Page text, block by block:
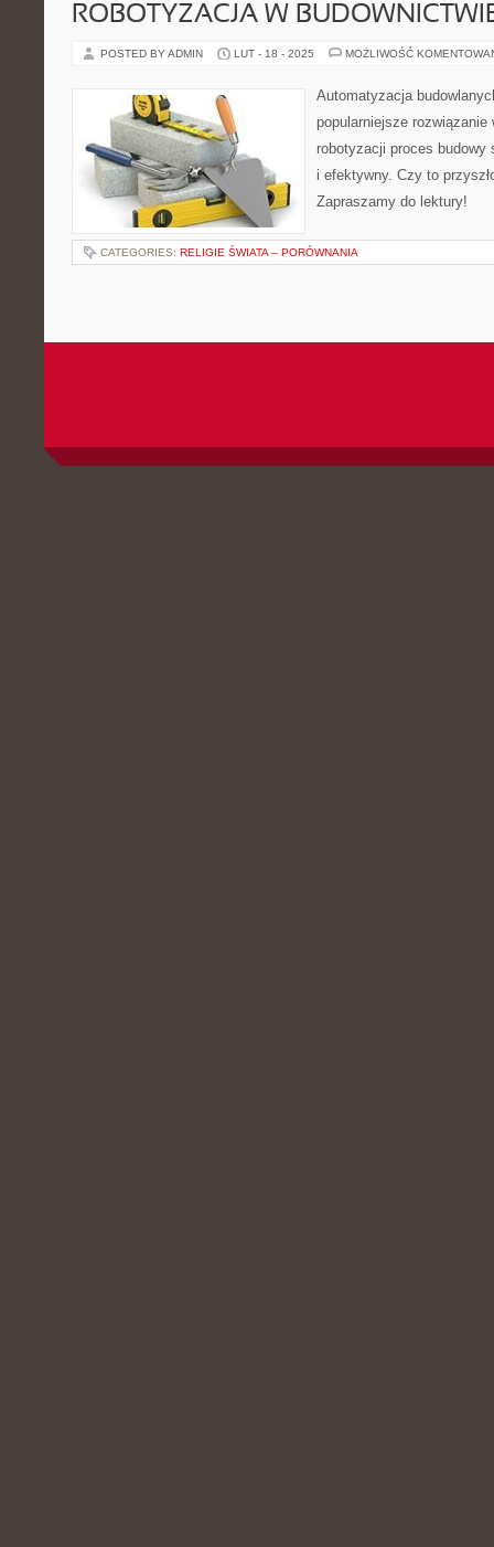
ROBOTYZACJA W
POSTED BY ADMIN LUT - 18 - 2025 MOŻLIWOŚĆ
Automatyzacja
popularniejsze
robotyzacji proces
i efektywny. Czy to
Zapraszamy do lektury!
CATEGORIES: RELIGIE ŚWIATA – PORÓWNANIA